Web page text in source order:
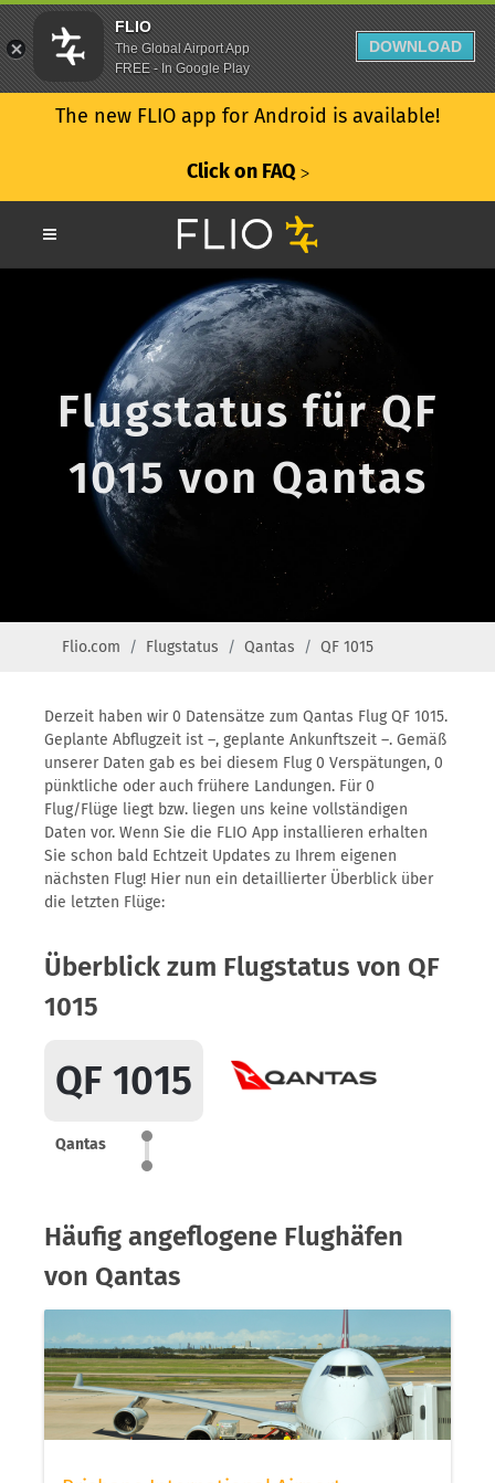
The new FLIO app for Android is available!
Click on FAQ ᐳ
Flugstatus für QF
1015 von Qantas
Flio.com Flugstatus Qantas QF 1015
Derzeit haben wir 0 Datensätze zum Qantas Flug QF 1015.
Geplante Abflugzeit ist –, geplante Ankunftszeit –. Gemäß
unserer Daten gab es bei diesem Flug 0 Verspätungen, 0
pünktliche oder auch frühere Landungen. Für 0
Flug/Flüge liegt bzw. liegen uns keine vollständigen
Daten vor. Wenn Sie die FLIO App installieren erhalten
Sie schon bald Echtzeit Updates zu Ihrem eigenen
nächsten Flug! Hier nun ein detaillierter Überblick über
die letzten Flüge:
Überblick zum Flugstatus von QF
1015
QF 1015
Qantas
Häufig angeflogene Flughäfen
von Qantas
FLIO
The Global Airport App
FREE - In Google Play
DOWNLOAD